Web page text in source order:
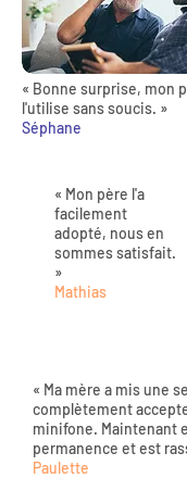
« Bonne surprise, mon
l'utilise sans soucis. »
Séphane
« Mon père l'a
facilement
adopté, nous en
sommes satisfait.
»
Mathias
« Ma mère a mis une
complètement
minifone. Maintenant
permanence et est
Paulette